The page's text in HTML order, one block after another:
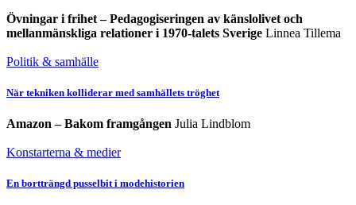
Övningar i frihet – Pedagogiseringen av känslolivet och
mellanmänskliga relationer i 1970-talets Sverige Linnea Tillema
Politik & samhälle
När tekniken kolliderar med samhällets tröghet
Amazon – Bakom framgången Julia Lindblom
Konstarterna & medier
En bortträngd pusselbit i modehistorien